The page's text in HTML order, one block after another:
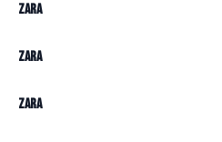
Zara
Zara
Zara